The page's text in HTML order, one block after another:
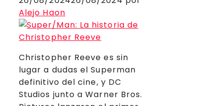
Alejo Haon
Christopher Reeve es sin
lugar a dudas el Superman
definitivo del cine, y DC
Studios junto a Warner Bros.